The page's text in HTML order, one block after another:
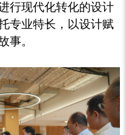
行现代化转化的设计
专业特长，以设计赋
事。